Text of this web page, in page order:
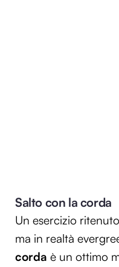
Salto con la corda
Un esercizio
ma in realtà
corda è un ottimo